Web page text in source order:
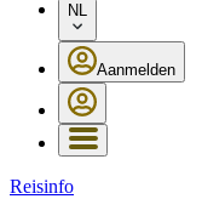
NL
Aanmelden
Reisinfo